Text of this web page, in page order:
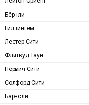
Бёрнли
Гиллингем
Лестер Сити
Флитвуд Таун
Норвич Сити
Солфорд Сити
Барнсли